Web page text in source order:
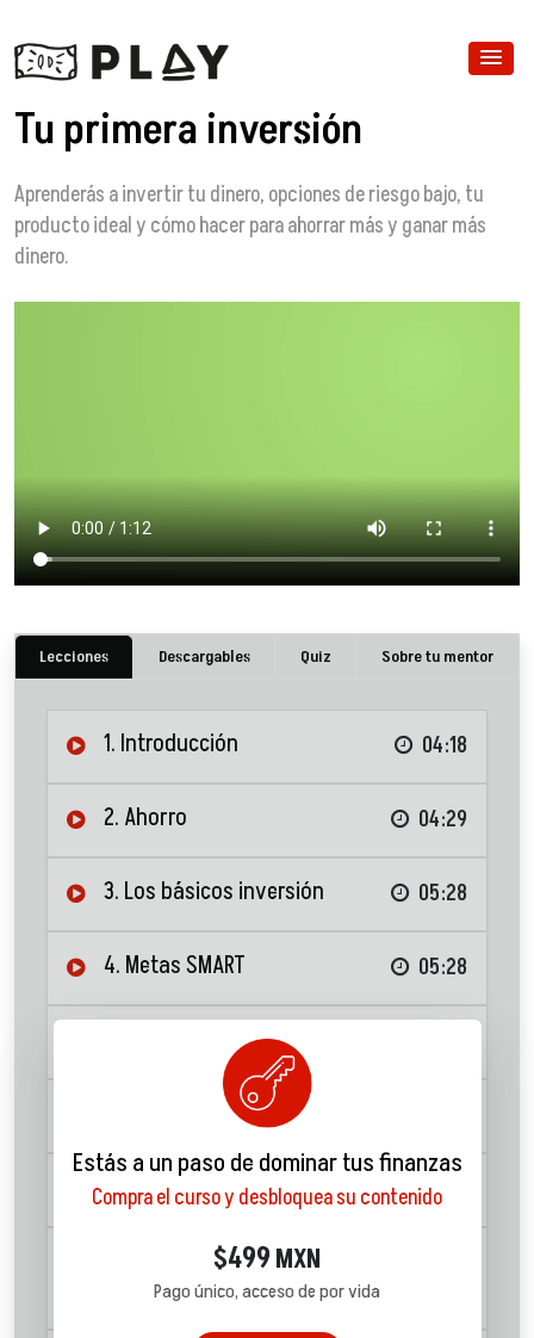
Tu primera inversión
Aprenderás a invertir tu dinero, opciones de riesgo bajo, tu
producto ideal y cómo hacer para ahorrar más y ganar más
dinero.
Lecciones Descargables Quiz Sobre tu mentor
1. Introducción 04:18
2. Ahorro 04:29
3. Los básicos inversión 05:28
4. Metas SMART 05:28
5. Inflación y tipos de interés
6. Productos de inversión
7. Cetes 05:08
8. Productos de inversión de
corto plazo: Pagaré
Estás a un paso de dominar tus finanzas
Compra el curso y desbloquea su contenido
$499 MXN
Pago único, acceso de por vida